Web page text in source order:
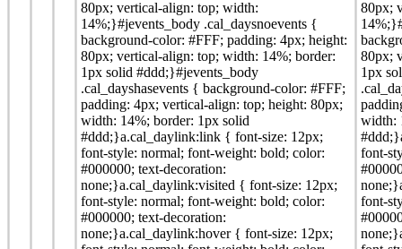
80px; vertical-align: top; width:
14%;}#jevents_body .cal_daysnoevents {
background-color: #FFF; padding: 4px; height:
80px; vertical-align: top; width: 14%; border:
1px solid #ddd;}#jevents_body
.cal_dayshasevents { background-color: #FFF;
padding: 4px; vertical-align: top; height: 80px;
width: 14%; border: 1px solid
#ddd;}a.cal_daylink:link { font-size: 12px;
font-style: normal; font-weight: bold; color:
#000000; text-decoration:
none;}a.cal_daylink:visited { font-size: 12px;
font-style: normal; font-weight: bold; color:
#000000; text-decoration:
none;}a.cal_daylink:hover { font-size: 12px;
80px;
80px;
1px
width:
font-
font-